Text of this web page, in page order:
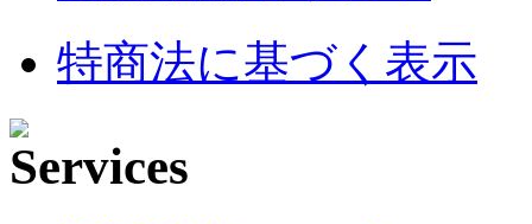
特商法に基づく表示